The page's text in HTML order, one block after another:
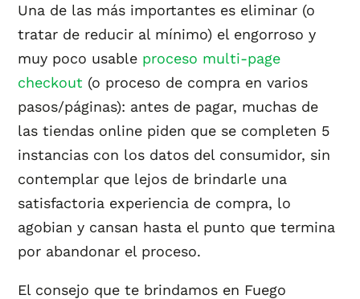
Una de las más importantes es eliminar (o
tratar de reducir al mínimo) el engorroso y
muy poco usable proceso multi-page
checkout (o proceso de compra en varios
pasos/páginas): antes de pagar, muchas de
las tiendas online piden que se completen 5
instancias con los datos del consumidor, sin
contemplar que lejos de brindarle una
satisfactoria experiencia de compra, lo
agobian y cansan hasta el punto que termina
por abandonar el proceso.
El consejo que te brindamos en Fuego